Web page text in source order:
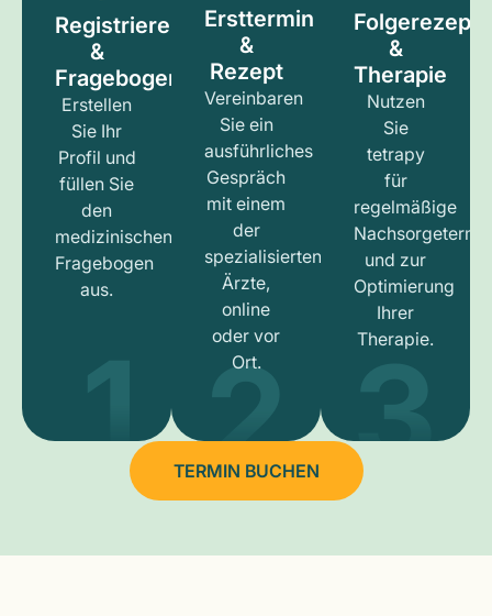
Registrieren
&
Fragebogen
Erstellen
Sie Ihr
Profil und
füllen Sie
den
medizinischen
Fragebogen
aus.
1
Ersttermin
&
Rezept
Vereinbaren
Sie ein
ausführliches
Gespräch
mit einem
der
spezialisierten
Ärzte,
online
oder vor
Ort.
2
Folgerezept
&
Therapie
Nutzen
Sie
tetrapy
für
regelmäßige
und zur
Optimierung
Ihrer
Therapie.
3
TERMIN BUCHEN